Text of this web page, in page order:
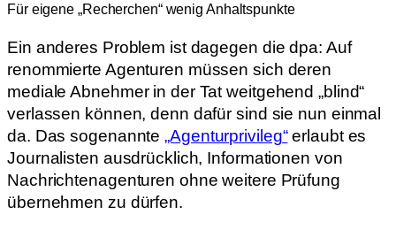
Für eigene „Recherchen“ wenig Anhaltspunkte
Ein anderes Problem ist dagegen die dpa: Auf
renommierte Agenturen müssen sich deren
mediale Abnehmer in der Tat weitgehend „blind“
verlassen können, denn dafür sind sie nun einmal
da. Das sogenannte„Agenturprivileg“erlaubt es
Journalisten ausdrücklich, Informationen von
Nachrichtenagenturen ohne weitere Prüfung
übernehmen zu dürfen.